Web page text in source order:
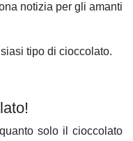
notizia per gli amanti
tipo di cioccolato.
solo il cioccolato